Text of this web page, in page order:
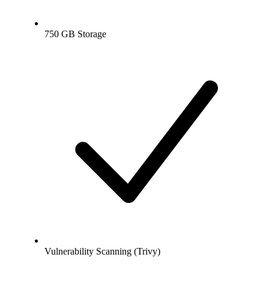
750 GB Storage
Vulnerability Scanning (Trivy)